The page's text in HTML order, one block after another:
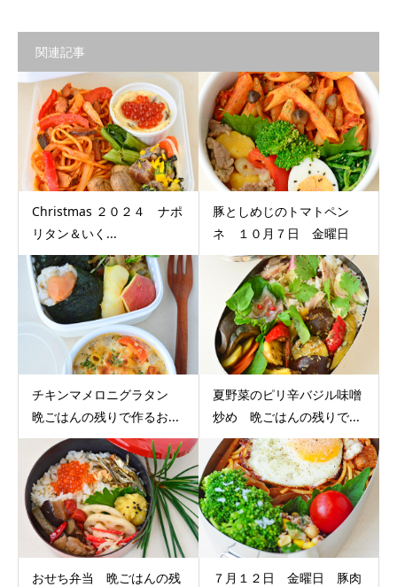
関連記事
Christmas ２０２４ ナポ
リタン＆いく...
豚としめじのトマトペン
ネ １０月７日 金曜日
チキンマメロニグラタン
晩ごはんの残りで作るお...
夏野菜のピリ辛バジル味噌
炒め 晩ごはんの残りで...
おせち弁当 晩ごはんの残
７月１２日 金曜日 豚肉